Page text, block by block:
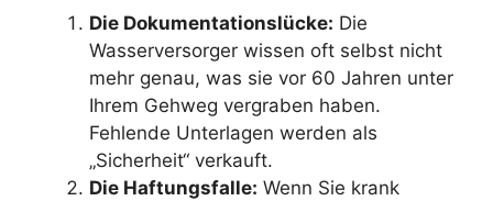
Die Dokumentationslücke: Die
Wasserversorger wissen oft selbst nicht
mehr genau, was sie vor 60 Jahren unter
Ihrem Gehweg vergraben haben.
Fehlende Unterlagen werden als
„Sicherheit“ verkauft.
Die Haftungsfalle: Wenn Sie krank